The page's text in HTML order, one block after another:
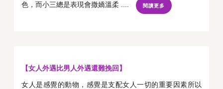
色，而小三總是表現會撒嬌溫柔 .... 閱讀更多
【女人外遇比男人外遇還難挽回】
女人是感覺的動物，感覺是支配女人一切的重要因素所以